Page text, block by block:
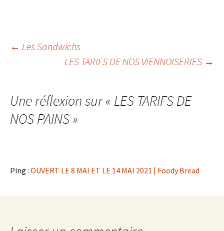
Navigation
articles
← Les Sandwichs
LES TARIFS DE NOS VIENNOISERIES →
Une réflexion sur « LES TARIFS DE
NOS PAINS»
Ping : OUVERT LE 8 MAI ET LE 14 MAI 2021 | Foody Bread